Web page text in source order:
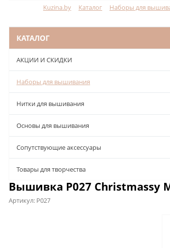
Kuzina.by Каталог Наборы для
КАТАЛОГ
АКЦИИ И СКИДКИ
Наборы для вышивания
Нитки для вышивания
Основы для вышивания
Сопутствующие аксессуары
Товары для творчества
Вышивка P027 Christmassy
Артикул: P027